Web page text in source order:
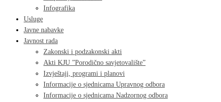
Infografika
Usluge
Javne nabavke
Javnost rada
Zakonski i podzakonski akti
Akti KJU ”Porodično savjetovalište”
Izvještaji, programi i planovi
Informacije o sjednicama Upravnog odbora
Informacije o sjednicama Nadzornog odbora